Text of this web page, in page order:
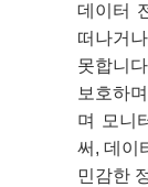
데이터
떠나거
못합니
보호하
며 모니
써, 데이
민감한